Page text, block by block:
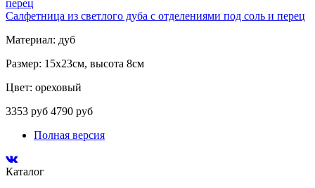
Салфетница из светлого дуба с отделениями под соль и перец
Материал: дуб
Размер: 15х23см, высота 8см
Цвет: ореховый
3353 руб 4790 руб
Полная версия
Каталог